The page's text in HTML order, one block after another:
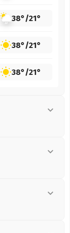
38°/21°
38°/21°
38°/21°